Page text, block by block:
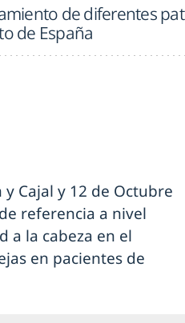
de diferentes
de España
Cajal y 12 de Octubre
referencia a nivel
a la cabeza en el
en pacientes de